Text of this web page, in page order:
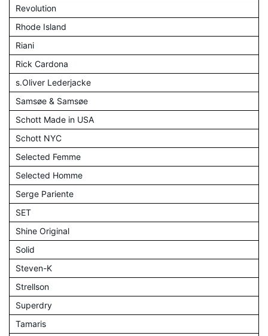
Revolution
Rhode Island
Riani
Rick Cardona
s.Oliver Lederjacke
Samsøe & Samsøe
Schott Made in USA
Schott NYC
Selected Femme
Selected Homme
Serge Pariente
SET
Shine Original
Solid
Steven-K
Strellson
Superdry
Tamaris